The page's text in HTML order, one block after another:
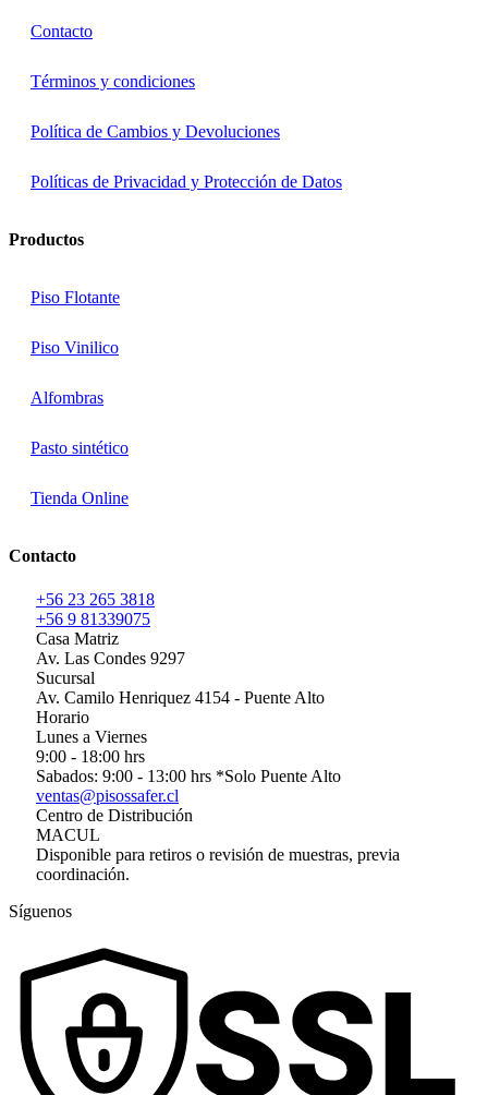
Contacto
Términos y condiciones
Política de Cambios y Devoluciones
Políticas de Privacidad y Protección de Datos
Productos
Piso Flotante
Piso Vinilico
Alfombras
Pasto sintético
Tienda Online
Contacto
+56 23 265 3818
+56 9 81339075
Casa Matriz
Av. Las Condes 9297
Sucursal
Av. Camilo Henriquez 4154 - Puente Alto
Horario
Lunes a Viernes
9:00 - 18:00 hrs
Sabados: 9:00 - 13:00 hrs *Solo Puente Alto
ventas@pisossafer.cl
Centro de Distribución
MACUL
Disponible para retiros o revisión de muestras, previa
coordinación.
Síguenos